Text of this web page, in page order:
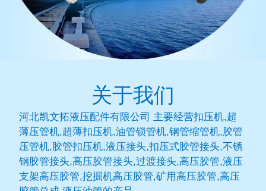
关于我们
河北凯文拓液压配件有限公司 主要经营扣压机,超
薄压管机,超薄扣压机,油管锁管机,钢管缩管机,胶管
压管机,胶管扣压机,液压接头,扣压式胶管接头,不锈
钢胶管接头,高压胶管接头,过渡接头,高压胶管,液压
支架高压胶管,挖掘机高压胶管,矿用高压胶管,高压